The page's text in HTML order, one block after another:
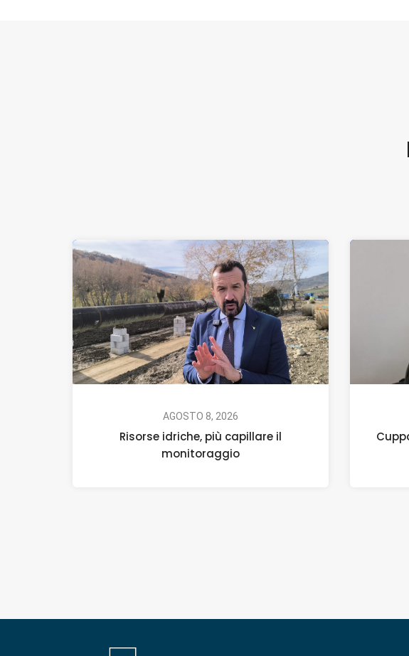
AGOSTO 8, 2026
Risorse idriche, più capillare il
monitoraggio